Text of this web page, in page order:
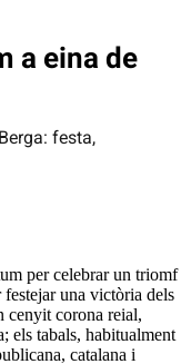
a eina de
festa,
per celebrar un triomf
festejar una victòria dels
cenyit corona reial,
els tabals, habitualment
catalana i